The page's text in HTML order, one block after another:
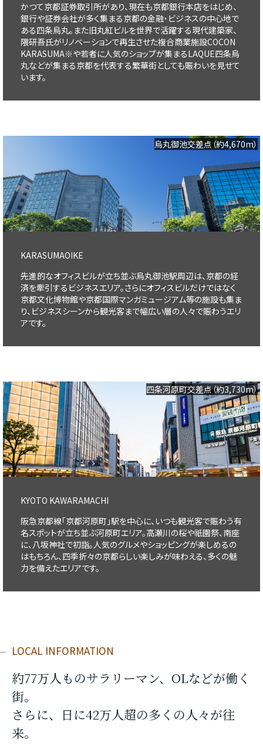
かつて京都証券取引所があり、現在も京都銀行本店をはじめ、
銀行や証券会社が多く集まる京都の金融・ビジネスの中心地で
ある四条烏丸。また旧丸紅ビルを世界で活躍する現代建築家、
隈研吾氏がリノベーションで再生させた複合商業施設COCON
KARASUMA※や若者に人気のショップが集まるLAQUE四条烏
丸などが集まる京都を代表する繁華街としても賑わいを見せて
います。
烏丸御池交差点（約4,670m）
KARASUMAOIKE
先進的なオフィスビルが立ち並ぶ烏丸御池駅周辺は、京都の経
済を牽引するビジネスエリア。さらにオフィスビルだけではなく
京都文化博物館や京都国際マンガミュージアム等の施設も集ま
り、ビジネスシーンから観光客まで幅広い層の人々で賑わうエリ
アです。
四条河原町交差点（約3,730m）
KYOTO KAWARAMACHI
阪急京都線「京都河原町」駅を中心に、いつも観光客で賑わう有
名スポットが立ち並ぶ河原町エリア。高瀬川の桜や祇園祭、南座
に、八坂神社で初詣。人気のグルメやショッピングが楽しめるの
はもちろん、四季折々の京都らしい楽しみが味わえる、多くの魅
力を備えたエリアです。
LOCAL INFORMATION
約77万人ものサラリーマン、OLなどが働く
街。
さらに、日に42万人超の多くの人々が往
来。